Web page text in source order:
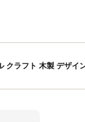
ラフト 木製 デザイ